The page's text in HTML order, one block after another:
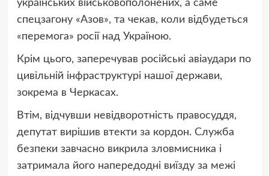
українських військовополонених, а саме
спецзагону «Азов», та чекав, коли відбудеться
«перемога» росії над Україною.
Крім цього, заперечував російські авіаудари по
цивільній інфраструктурі нашої держави,
зокрема в Черкасах.
Втім, відчувши невідворотність правосуддя,
депутат вирішив втекти за кордон. Служба
безпеки завчасно викрила зловмисника і
затримала його напередодні виїзду за межі